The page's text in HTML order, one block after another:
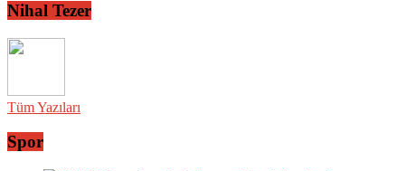
Nihal Tezer
Tüm Yazıları
Spor